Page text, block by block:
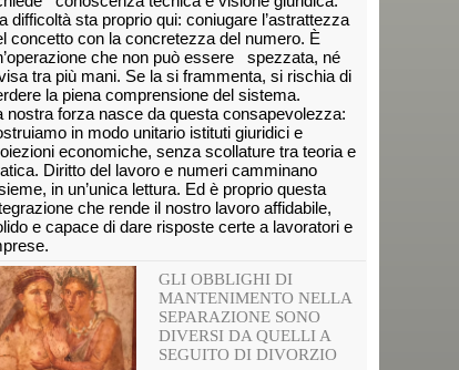
difficoltà sta proprio qui: coniugare l’astrattezza
concetto con la concretezza del numero. È
che non può essere spezzata, né
tra più mani. Se la si frammenta, si rischia di
la piena comprensione del sistema.
nostra forza nasce da questa consapevolezza:
in modo unitario istituti giuridici e
economiche, senza scollature tra teoria e
Diritto del lavoro e numeri camminano
in un’unica lettura. Ed è proprio questa
che rende il nostro lavoro affidabile,
e capace di dare risposte certe a lavoratori e
GLI OBBLIGHI DI
MANTENIMENTO NELLA
SEPARAZIONE SONO
DIVERSI DA QUELLI A
SEGUITO DI DIVORZIO